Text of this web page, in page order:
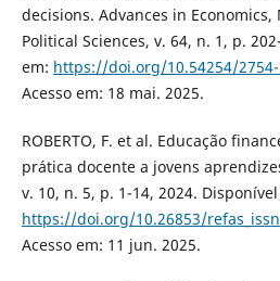
decisions. Advances in
Political Sciences, v. 64, n. 1, p.
em: https://doi.org/10.54254/
Acesso em: 18 mai. 2025.
ROBERTO, F. et al. Educação
prática docente a jovens
v. 10, n. 5, p. 1-14, 2024.
https://doi.org/10.26853/
Acesso em: 11 jun. 2025.